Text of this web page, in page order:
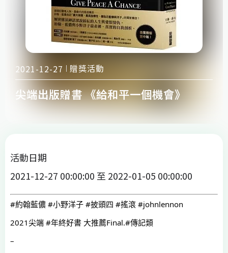
2021-12-27 贈獎活動
尖端出版贈書 《給和平一個機會》
活動日期
2021-12-27 00:00:00 至 2022-01-05 00:00:00
#約翰藍儂 #小野洋子 #披頭四 #搖滾 #johnlennon
2021尖端 #年終好書 大推薦Final.#傳記類
–